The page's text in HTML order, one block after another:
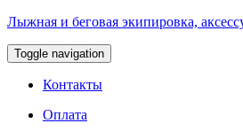
Лыжная и беговая экипировка,
Toggle navigation
Контакты
Оплата